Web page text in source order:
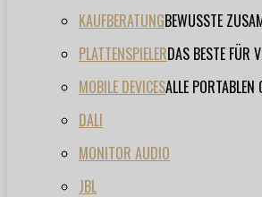
KAUFBERATUNGBEWUSSTE
PLATTENSPIELERDAS BESTE FÜR
MOBILE DEVICESALLE PORTABLEN
DALI
MONITOR AUDIO
JBL